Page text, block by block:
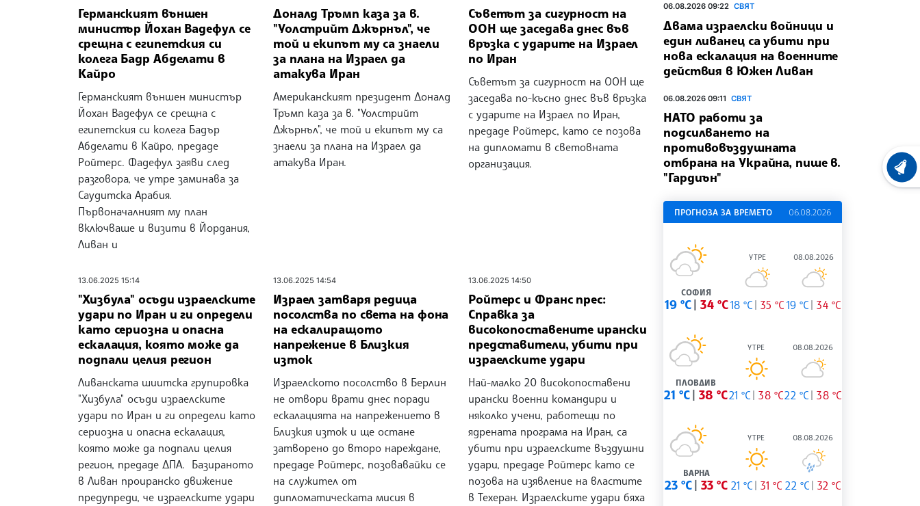
Германският външен
министър Йохан Вадефул се
срещна с египетския си
колега Бадр Абделати в
Кайро
Германският външен министър
Йохан Вадефул се срещна с
египетския си колега Бадър
Абделати в Кайро, предаде
Ройтерс. Фадефул заяви след
разговора, че утре заминава за
Саудитска Арабия.
Първоначалният му план
включваше и визити в Йордания,
Ливан и
Доналд Тръмп каза за в.
"Уолстрийт Джърнъл", че
той и екипът му са знаели
за плана на Израел да
атакува Иран
Американският президент Доналд
Тръмп каза за в. "Уолстрийт
Джърнъл", че той и екипът му са
знаели за плана на Израел да
атакува Иран.
Съветът за сигурност на
ООН ще заседава днес във
връзка с ударите на Израел
по Иран
Съветът за сигурност на ООН ще
заседава по-късно днес във връзка
с ударите на Израел по Иран,
предаде Ройтерс, като се позова
на дипломати в световната
организация.
13.06.2025 15:14
"Хизбула" осъди израелските
удари по Иран и ги определи
като сериозна и опасна
ескалация, която може да
подпали целия регион
Ливанската шиитска групировка
"Хизбула" осъди израелските
удари по Иран и ги определи като
сериозна и опасна ескалация,
която може да подпали целия
регион, предаде ДПА. Базираното
в Ливан проиранско движение
предупреди, че израелските удари
13.06.2025 14:54
Израел затваря редица
посолства по света на фона
на ескалиращото
напрежение в Близкия
изток
Израелското посолство в Берлин
не отвори врати днес поради
ескалацията на напрежението в
Близкия изток и ще остане
затворено до второ нареждане,
предаде Ройтерс, позовавайки се
на служител от
дипломатическата мисия в
13.06.2025 14:50
Ройтерс и Франс прес:
Справка за
високопоставените ирански
представители, убити при
израелските удари
Най-малко 20 високопоставени
ирански военни командири и
няколко учени, работещи по
ядрената програма на Иран, са
убити при израелските въздушни
удари, предаде Ройтерс като се
позова на изявление на властите
в Техеран. Израелските удари бяха
06.08.2026 09:22 СВЯТ
Двама израелски войници и
един ливанец са убити при
нова ескалация на военните
действия в Южен Ливан
06.08.2026 09:11 СВЯТ
НАТО работи за
подсилването на
противовъздушната
отбрана на Украйна, пише в.
"Гардиън"
ПРОГНОЗА ЗА ВРЕМЕТО 06.08.2026
СОФИЯ
19 °C 34 °C
УТРЕ
18 °C 35 °C
08.08.2026
19 °C 34 °C
ПЛОВДИВ
21 °C 38 °C
УТРЕ
21 °C 38 °C
08.08.2026
22 °C 38 °C
ВАРНА
23 °C 33 °C
УТРЕ
21 °C 31 °C
08.08.2026
22 °C 32 °C